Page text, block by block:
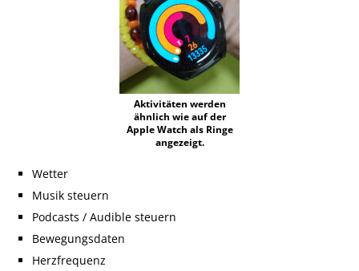
Aktivitäten werden
ähnlich wie auf der
Apple Watch als Ringe
angezeigt.
Wetter
Musik steuern
Podcasts / Audible steuern
Bewegungsdaten
Herzfrequenz